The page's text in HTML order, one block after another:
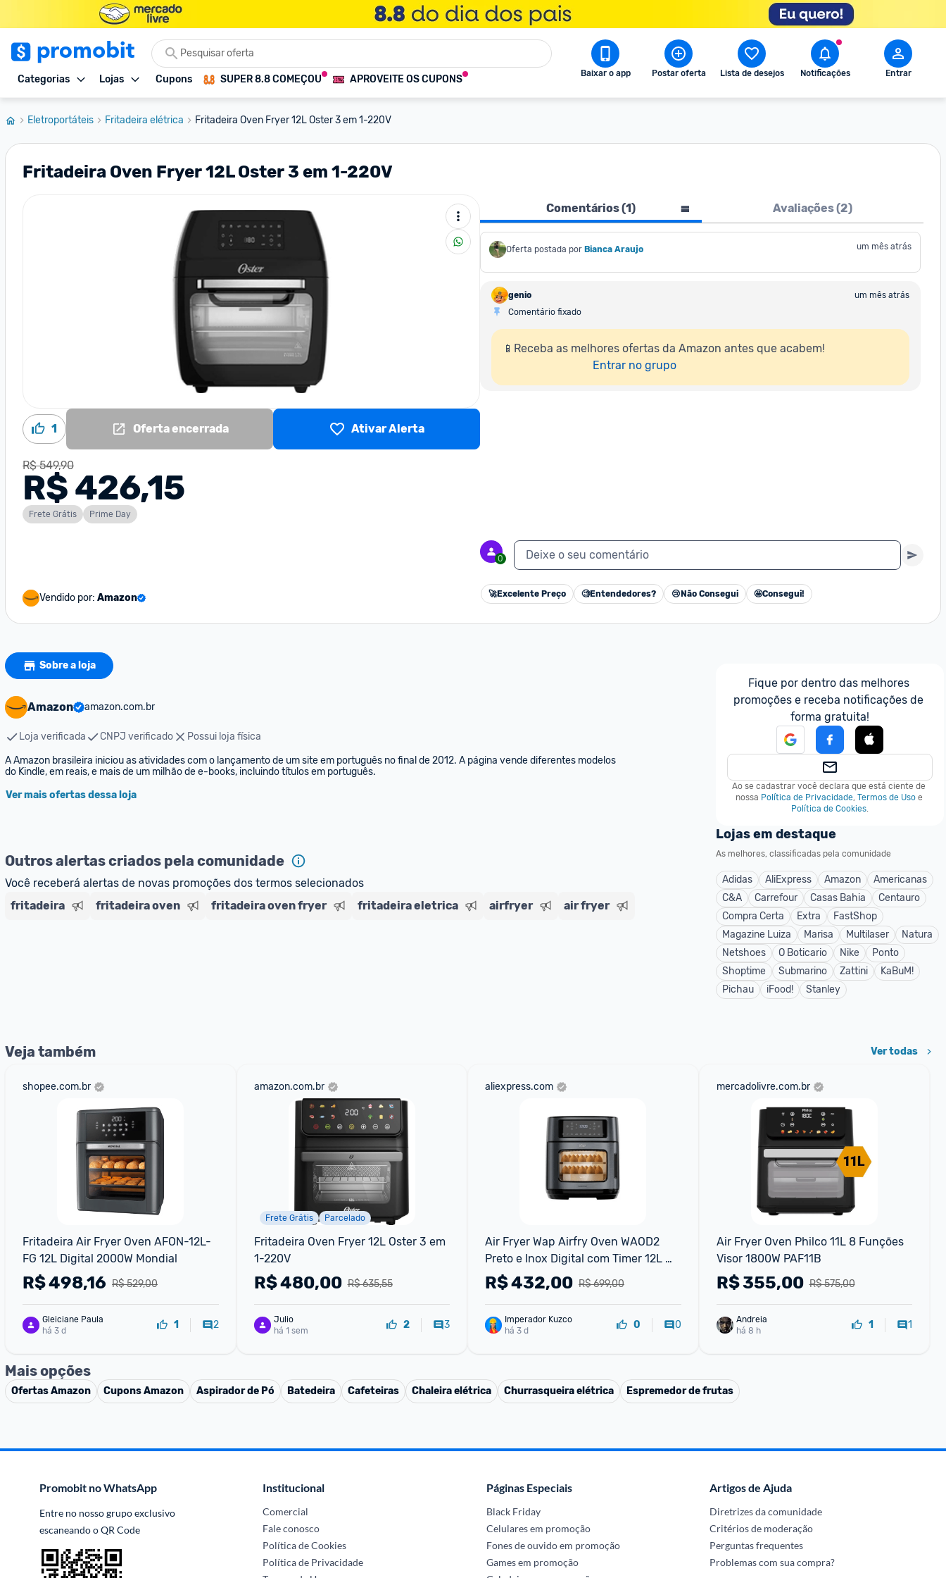
Categorias Lojas Cupons SUPER 8.8 COMEÇOU APROVEITE OS CUPONS Baixar o app Postar oferta Lista de desejos Notificações Entrar
Eletroportáteis Fritadeira elétrica Fritadeira Oven Fryer 12L Oster 3 em 1-220V
Fritadeira Oven Fryer 12L Oster 3 em 1-220V
1 Oferta encerrada Ativar Alerta
R$ 549,90
R$ 426,15
Frete Grátis Prime Day
Vendido por: Amazon
Comentários (1) Avaliações (2)
Oferta postada por Bianca Araujo um mês atrás
genio
um mês atrás
Comentário fixado
📱Receba as melhores ofertas da Amazon antes que acabem!
Entrar no grupo
0 Deixe o seu comentário
🚀Excelente Preço 🧐Entendedores? 😢 Não Consegui 🤩Consegui!
Sobre a loja
Amazon amazon.com.br
Loja verificada CNPJ verificado
Possui loja física
A Amazon brasileira iniciou as atividades com o lançamento de um site em português no final de 2012. A página vende diferentes modelos
do Kindle, em reais, e mais de um milhão de e-books, incluindo títulos em português.
Ver mais ofertas dessa loja
Outros alertas criados pela comunidade
Você receberá alertas de novas promoções dos termos selecionados
fritadeira
fritadeira oven fritadeira oven fryer fritadeira eletrica airfryer air fryer
Fique por dentro das melhores
promoções e receba notificações de
forma gratuita!
Ao se cadastrar você declara que está ciente de
nossa Política de Privacidade, Termos de Uso e
Política de Cookies.
Lojas em destaque
As melhores, classificadas pela comunidade
Adidas AliExpress Amazon
Americanas
C&A
Carrefour Casas Bahia
Centauro
Compra Certa
Extra
FastShop
Magazine Luiza
Marisa Multilaser
Natura
Netshoes
O Boticario Nike
Ponto
Shoptime
Submarino Zattini
KaBuM!
Pichau
iFood! Stanley
Veja também Ver todas
shopee.com.br
Fritadeira Air Fryer Oven AFON-12L-
FG 12L Digital 2000W Mondial
R$ 529,00
R$498,16
Gleiciane Paula
há 3 d
1 2
amazon.com.br
Frete Grátis Parcelado
Fritadeira Oven Fryer 12L Oster 3 em
1-220V
R$ 635,55
R$480,00
Julio
há 1 sem
2 3
aliexpress.com
Air Fryer Wap Airfry Oven WAOD2
Preto e Inox Digital com Timer 12L
FW010509 - 220V
R$ 699,00
R$432,00
Imperador Kuzco
há 3 d
0 0
mercadolivre.com.br
Air Fryer Oven Philco 11L 8 Funções
Visor 1800W PAF11B
R$ 575,00
R$355,00
Andreia
há 8 h
1 1
Mais opções
OfertasAmazon CuponsAmazon Aspirador de Pó Batedeira Cafeteiras Chaleira elétrica Churrasqueira elétrica Espremedor de frutas
Promobit no WhatsApp
Entre no nosso grupo exclusivo
escaneando o QR Code
Institucional
Comercial
Fale conosco
Política de Cookies
Política de Privacidade
Páginas Especiais
Black Friday
Celulares em promoção
Fones de ouvido em promoção
Games em promoção
Artigos de Ajuda
Diretrizes da comunidade
Critérios de moderação
Perguntas frequentes
Problemas com sua compra?